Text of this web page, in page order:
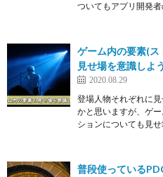
ついてもアプリ開発
ゲーム内の要素(
見せ場を意識しよう
2020.08.29
登場人物それぞれに
かと思いますが、ゲ
ションについても見
普段使っている